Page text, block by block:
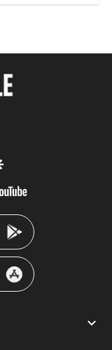
google
youtube-